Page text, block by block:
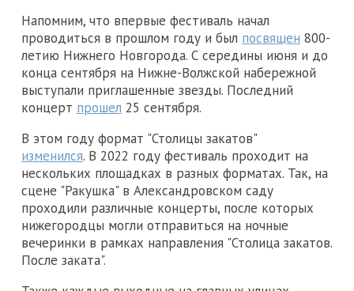
Напомним, что впервые фестиваль начал
проводиться в прошлом году и был посвящен 800-
летию Нижнего Новгорода. С середины июня и до
конца сентября на Нижне-Волжской набережной
выступали приглашенные звезды. Последний
концерт прошел 25 сентября.
В этом году формат "Столицы закатов"
изменился. В 2022 году фестиваль проходит на
нескольких площадках в разных форматах. Так, на
сцене "Ракушка" в Александровском саду
проходили различные концерты, после которых
нижегородцы могли отправиться на ночные
вечеринки в рамках направления "Столица закатов.
После заката".